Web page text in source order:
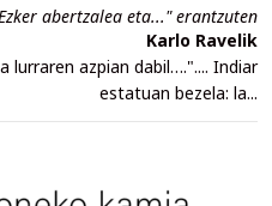
abertzalea eta..." erantzuten
Karlo Ravelik
lurraren azpian dabil….".... Indiar
estatuan bezela: la...